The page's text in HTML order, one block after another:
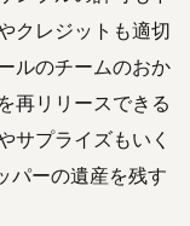
クレジットも適切
ルのチームのおか
再リリースできる
サプライズもいく
パーの遺産を残す